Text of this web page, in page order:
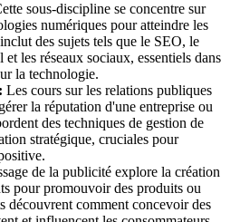
sous-discipline se concentre sur
numériques pour atteindre les
des sujets tels que le SEO, le
les réseaux sociaux, essentiels dans
la technologie.
Les cours sur les relations publiques
la réputation d'une entreprise ou
des techniques de gestion de
stratégique, cruciales pour
de la publicité explore la création
pour promouvoir des produits ou
découvrent comment concevoir des